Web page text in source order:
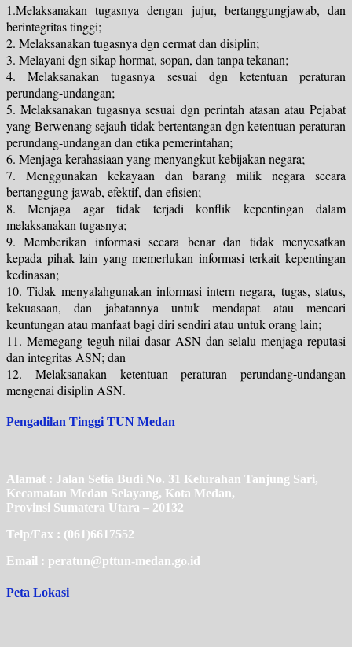
1.Melaksanakan tugasnya dengan jujur, bertanggungjawab, dan
berintegritas tinggi;
2. Melaksanakan tugasnya dgn cermat dan disiplin;
3. Melayani dgn sikap hormat, sopan, dan tanpa tekanan;
4. Melaksanakan tugasnya sesuai dgn ketentuan peraturan
perundang-undangan;
5. Melaksanakan tugasnya sesuai dgn perintah atasan atau Pejabat
yang Berwenang sejauh tidak bertentangan dgn ketentuan peraturan
perundang-undangan dan etika pemerintahan;
6. Menjaga kerahasiaan yang menyangkut kebijakan negara;
7. Menggunakan kekayaan dan barang milik negara secara
bertanggung jawab, efektif, dan efisien;
8. Menjaga agar tidak terjadi konflik kepentingan dalam
melaksanakan tugasnya;
9. Memberikan informasi secara benar dan tidak menyesatkan
kepada pihak lain yang memerlukan informasi terkait kepentingan
kedinasan;
10. Tidak menyalahgunakan informasi intern negara, tugas, status,
kekuasaan, dan jabatannya untuk mendapat atau mencari
keuntungan atau manfaat bagi diri sendiri atau untuk orang lain;
11. Memegang teguh nilai dasar ASN dan selalu menjaga reputasi
dan integritas ASN; dan
12. Melaksanakan ketentuan peraturan perundang-undangan
mengenai disiplin ASN.
Pengadilan Tinggi TUN Medan
Alamat : Jalan Setia Budi No. 31 Kelurahan Tanjung Sari,
Kecamatan Medan Selayang, Kota Medan,
Provinsi Sumatera Utara – 20132
Telp/Fax : (061)6617552
Email : peratun@pttun-medan.go.id
Peta Lokasi